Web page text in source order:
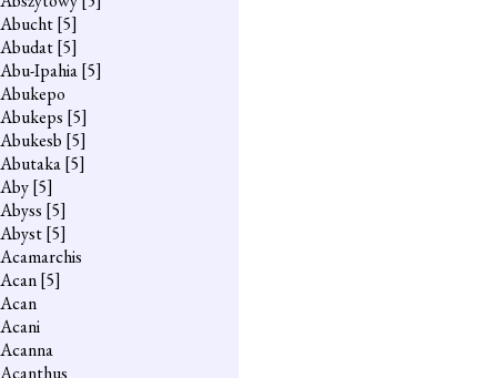
Abucht[5]
Abudat[5]
Abu-Ipahia[5]
Abukepo
Abukeps [5]
Abukesb [5]
Abutaka[5]
Aby[5]
Abyss [5]
Abyst[5]
Acamarchis
Acan[5]
Acan
Acani
Acanna
Acanthus